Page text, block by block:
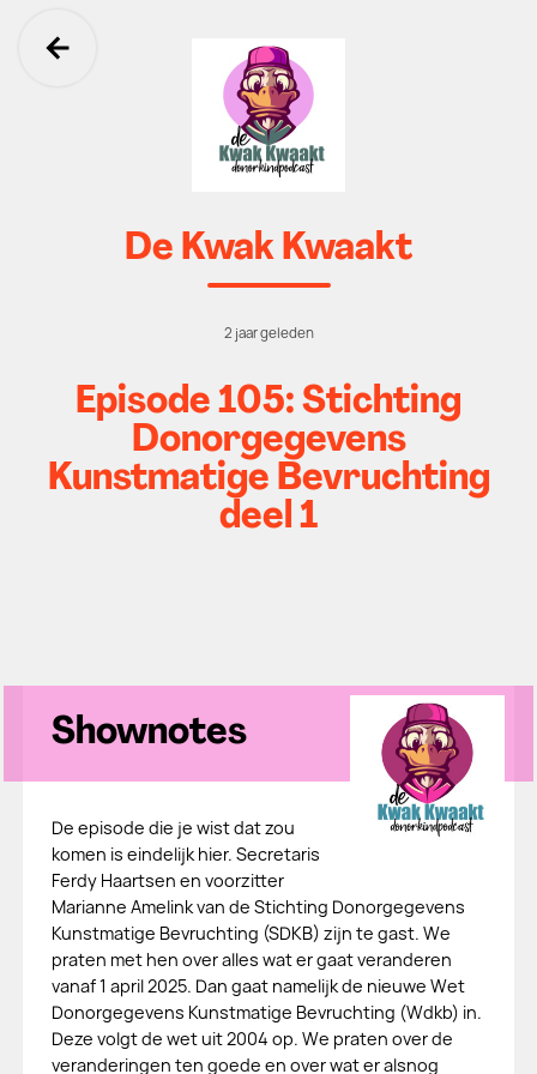
Ga terug
De Kwak Kwaakt
2 jaar geleden
Episode 105: Stichting
Donorgegevens
Kunstmatige Bevruchting
deel 1
Shownotes
De episode die je wist dat zou
komen is eindelijk hier. Secretaris
Ferdy Haartsen en voorzitter
Marianne Amelink van de Stichting Donorgegevens
Kunstmatige Bevruchting (SDKB) zijn te gast. We
praten met hen over alles wat er gaat veranderen
vanaf 1 april 2025. Dan gaat namelijk de nieuwe Wet
Donorgegevens Kunstmatige Bevruchting (Wdkb) in.
Deze volgt de wet uit 2004 op. We praten over de
veranderingen ten goede en over wat er alsnog